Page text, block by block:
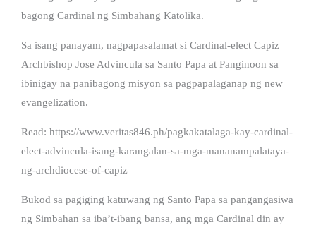
bagong Cardinal ng Simbahang Katolika.
Sa isang panayam, nagpapasalamat si Cardinal-elect Capiz
Archbishop Jose Advincula sa Santo Papa at Panginoon sa
ibinigay na panibagong misyon sa pagpapalaganap ng new
evangelization.
Read: https://www.veritas846.ph/pagkakatalaga-kay-cardinal-
elect-advincula-isang-karangalan-sa-mga-mananampalataya-
ng-archdiocese-of-capiz
Bukod sa pagiging katuwang ng Santo Papa sa pangangasiwa
ng Simbahan sa iba’t-ibang bansa, ang mga Cardinal din ay